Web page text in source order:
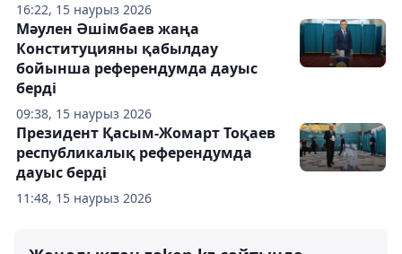
16:22, 15 наурыз 2026
09:38, 15 наурыз 2026
Мәулен Әшімбаев жаңа
Конституцияны қабылдау
бойынша референдумда дауыс
берді
11:48, 15 наурыз 2026
Президент Қасым-Жомарт Тоқаев
республикалық референдумда
дауыс берді